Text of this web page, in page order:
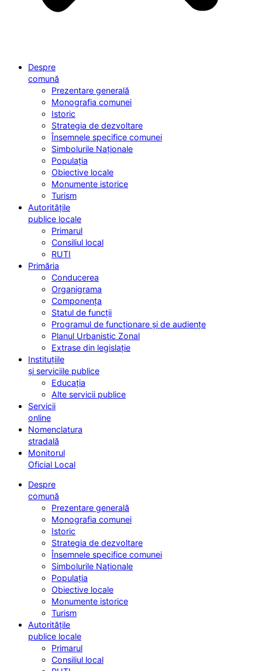
Despre
comună
Prezentare generală
Monografia comunei
Istoric
Strategia de dezvoltare
Însemnele specifice comunei
Simbolurile Naționale
Populația
Obiective locale
Monumente istorice
Turism
Autoritățile
publice locale
Primarul
Consiliul local
RUTI
Primăria
Conducerea
Organigrama
Componența
Statul de funcții
Programul de funcționare și de audiențe
Planul Urbanistic Zonal
Extrase din legislație
Instituțiile
și serviciile publice
Educația
Alte servicii publice
Servicii
online
Nomenclatura
stradală
Monitorul
Oficial Local
Despre
comună
Prezentare generală
Monografia comunei
Istoric
Strategia de dezvoltare
Însemnele specifice comunei
Simbolurile Naționale
Populația
Obiective locale
Monumente istorice
Turism
Autoritățile
publice locale
Primarul
Consiliul local